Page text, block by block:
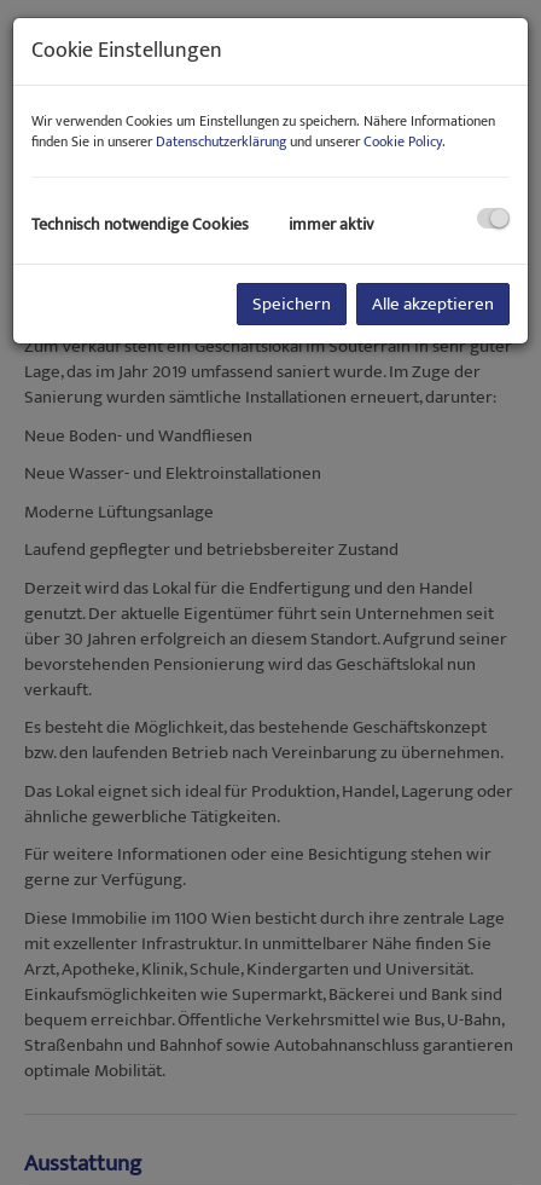
Zum Verkauf steht ein Geschäftslokal im Souterrain in sehr guter
Lage, das im Jahr 2019 umfassend saniert wurde. Im Zuge der
Sanierung wurden sämtliche Installationen erneuert, darunter:
Neue Boden- und Wandfliesen
Neue Wasser- und Elektroinstallationen
Moderne Lüftungsanlage
Laufend gepflegter und betriebsbereiter Zustand
Derzeit wird das Lokal für die Endfertigung und den Handel
genutzt. Der aktuelle Eigentümer führt sein Unternehmen seit
über 30 Jahren erfolgreich an diesem Standort. Aufgrund seiner
bevorstehenden Pensionierung wird das Geschäftslokal nun
verkauft.
Es besteht die Möglichkeit, das bestehende Geschäftskonzept
bzw. den laufenden Betrieb nach Vereinbarung zu übernehmen.
Das Lokal eignet sich ideal für Produktion, Handel, Lagerung oder
ähnliche gewerbliche Tätigkeiten.
Für weitere Informationen oder eine Besichtigung stehen wir
gerne zur Verfügung.
Diese Immobilie im 1100 Wien besticht durch ihre zentrale Lage
mit exzellenter Infrastruktur. In unmittelbarer Nähe finden Sie
Arzt, Apotheke, Klinik, Schule, Kindergarten und Universität.
Einkaufsmöglichkeiten wie Supermarkt, Bäckerei und Bank sind
bequem erreichbar. Öffentliche Verkehrsmittel wie Bus, U-Bahn,
Straßenbahn und Bahnhof sowie Autobahnanschluss garantieren
optimale Mobilität.
Ausstattung
Cookie Einstellungen
Wir verwenden Cookies um Einstellungen zu speichern. Nähere Informationen
finden Sie in unsererDatenschutzerklärungund unsererCookie Policy.
Technisch notwendige Cookies immer aktiv
Speichern Alle akzeptieren